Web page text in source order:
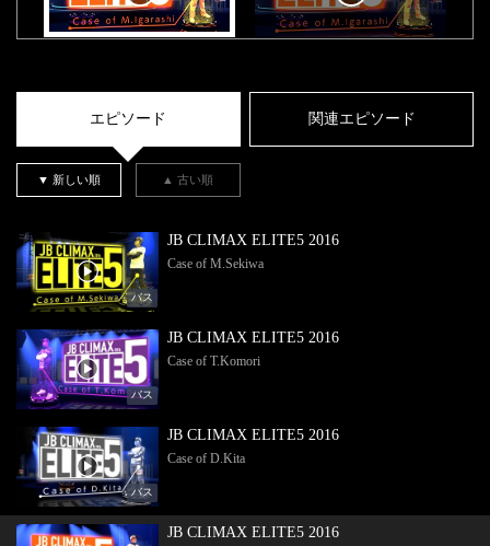
エピソード 関連エピソード
▼ 新しい順 ▲ 古い順
バス
JB CLIMAX ELITE5 2016
Case of M.Sekiwa
バス
JB CLIMAX ELITE5 2016
Case of T.Komori
バス
JB CLIMAX ELITE5 2016
Case of D.Kita
JB CLIMAX ELITE5 2016